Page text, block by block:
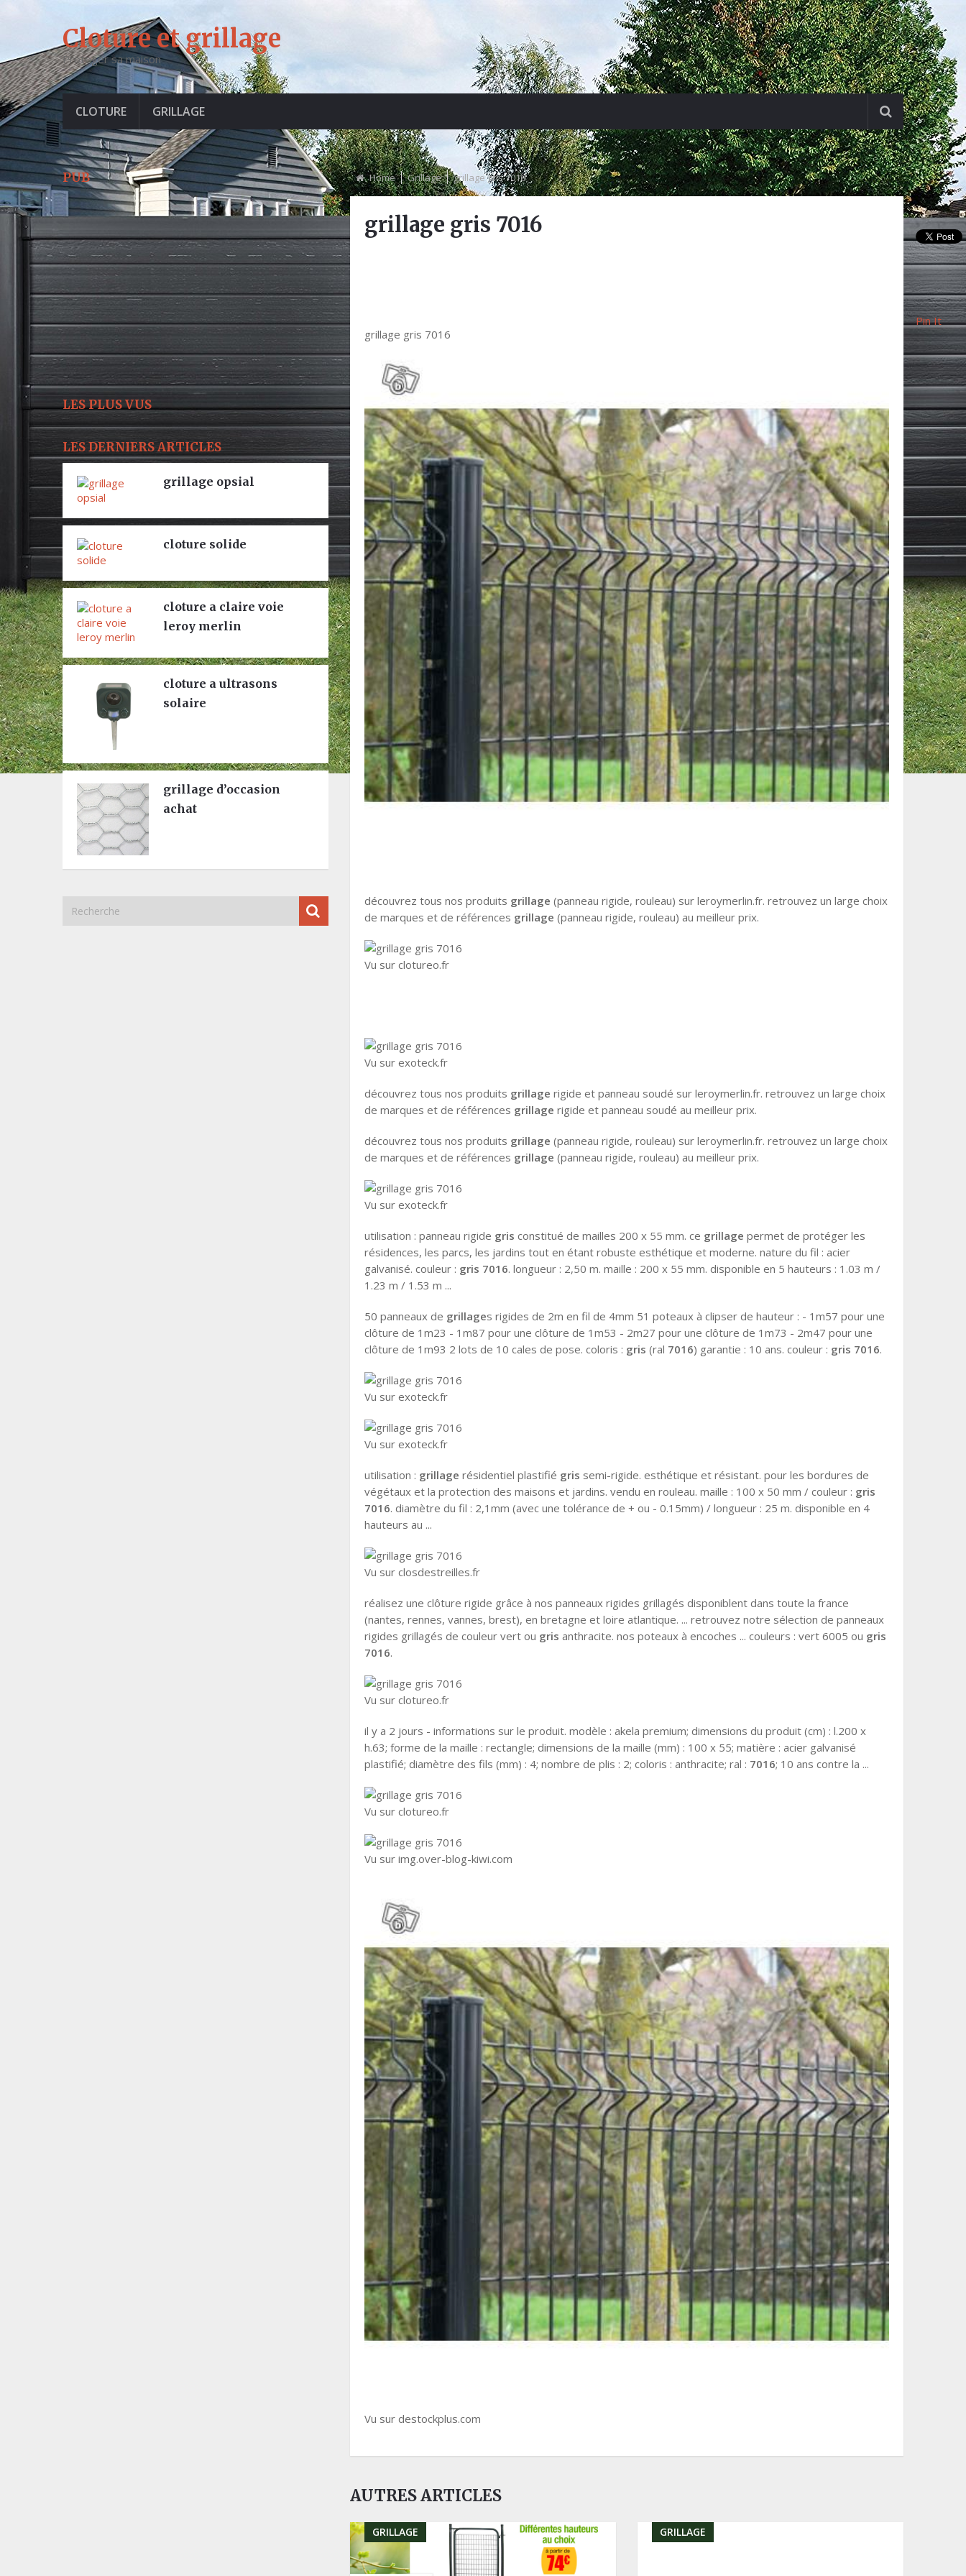
Cloture et grillage
Proteger sa maison
CLOTURE GRILLAGE
Home Grillage grillage gris 7016
grillage gris 7016
grillage gris 7016
découvrez tous nos produits grillage (panneau rigide, rouleau) sur leroymerlin.fr. retrouvez un large choix
de marques et de références grillage (panneau rigide, rouleau) au meilleur prix.
Vu sur clotureo.fr
Vu sur exoteck.fr
découvrez tous nos produits grillage rigide et panneau soudé sur leroymerlin.fr. retrouvez un large choix
de marques et de références grillage rigide et panneau soudé au meilleur prix.
découvrez tous nos produits grillage (panneau rigide, rouleau) sur leroymerlin.fr. retrouvez un large choix
de marques et de références grillage (panneau rigide, rouleau) au meilleur prix.
Vu sur exoteck.fr
utilisation : panneau rigide gris constitué de mailles 200 x 55 mm. ce grillage permet de protéger les
résidences, les parcs, les jardins tout en étant robuste esthétique et moderne. nature du fil : acier
galvanisé. couleur : gris 7016. longueur : 2,50 m. maille : 200 x 55 mm. disponible en 5 hauteurs : 1.03 m /
1.23 m / 1.53 m ...
50 panneaux de grillages rigides de 2m en fil de 4mm 51 poteaux à clipser de hauteur : - 1m57 pour une
clôture de 1m23 - 1m87 pour une clôture de 1m53 - 2m27 pour une clôture de 1m73 - 2m47 pour une
clôture de 1m93 2 lots de 10 cales de pose. coloris : gris (ral 7016) garantie : 10 ans. couleur : gris 7016.
Vu sur exoteck.fr
Vu sur exoteck.fr
utilisation : grillage résidentiel plastifié gris semi-rigide. esthétique et résistant. pour les bordures de
végétaux et la protection des maisons et jardins. vendu en rouleau. maille : 100 x 50 mm / couleur : gris
7016. diamètre du fil : 2,1mm (avec une tolérance de + ou - 0.15mm) / longueur : 25 m. disponible en 4
hauteurs au ...
Vu sur closdestreilles.fr
réalisez une clôture rigide grâce à nos panneaux rigides grillagés disponiblent dans toute la france
(nantes, rennes, vannes, brest), en bretagne et loire atlantique. ... retrouvez notre sélection de panneaux
rigides grillagés de couleur vert ou gris anthracite. nos poteaux à encoches ... couleurs : vert 6005 ou gris
7016.
Vu sur clotureo.fr
il y a 2 jours - informations sur le produit. modèle : akela premium; dimensions du produit (cm) : l.200 x
h.63; forme de la maille : rectangle; dimensions de la maille (mm) : 100 x 55; matière : acier galvanisé
plastifié; diamètre des fils (mm) : 4; nombre de plis : 2; coloris : anthracite; ral : 7016; 10 ans contre la ...
Vu sur clotureo.fr
Vu sur img.over-blog-kiwi.com
Vu sur destockplus.com
Pin It
AUTRES ARTICLES
GRILLAGE GRILLAGE
PUB
LES PLUS VUS
LES DERNIERS ARTICLES
grillage opsial
cloture solide
cloture a claire voie
leroy merlin
cloture a ultrasons
solaire
grillage d’occasion
achat